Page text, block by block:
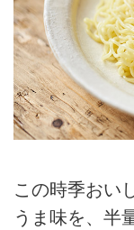
この時季おい
うま味を、半